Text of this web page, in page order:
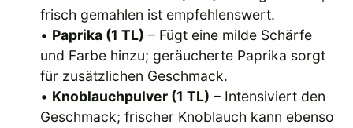
frisch gemahlen ist empfehlenswert.
• Paprika (1 TL) – Fügt eine milde Schärfe
und Farbe hinzu; geräucherte Paprika sorgt
für zusätzlichen Geschmack.
• Knoblauchpulver (1 TL) – Intensiviert den
Geschmack; frischer Knoblauch kann ebenso